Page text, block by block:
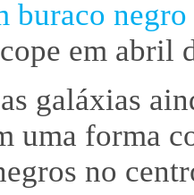
buraco negro
em abril
galáxias
uma forma
no